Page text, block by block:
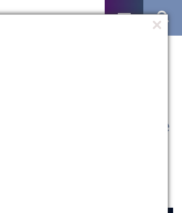
da saúde
UCPel trata sobre
financeiro para
da saúde